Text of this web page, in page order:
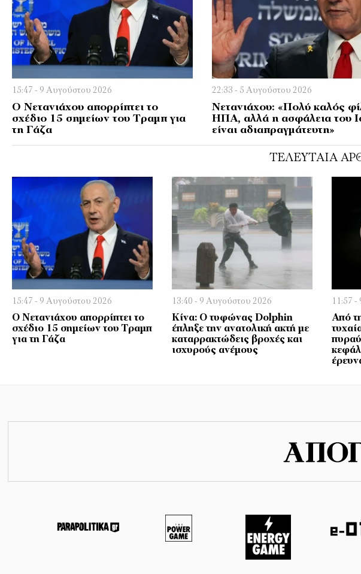
15:47 - 9 Αυγούστου 2026
Ο Νετανιάχου απορρίπτει το
σχέδιο 15 σημείων του Τραμπ για
τη Γάζα
22:33 - 5 Αυγούστου 2026
Νετανιάχου: «Πολύ καλός
ΗΠΑ, αλλά η ασφάλεια του
είναι αδιαπραγμάτευτη»
ΤΕΛΕΥΤΑΊΑ
15:47 - 9 Αυγούστου 2026
Ο Νετανιάχου απορρίπτει το
σχέδιο 15 σημείων του Τραμπ
για τη Γάζα
13:40 - 9 Αυγούστου 2026
Κίνα: Ο τυφώνας Dolphin
έπληξε την ανατολική ακτή με
καταρρακτώδεις βροχές και
ισχυρούς ανέμους
11:57
Από